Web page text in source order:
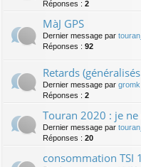
Réponses : 2
MàJ GPS
Dernier message par
Réponses : 92
Retards
Dernier message par gromk
Réponses : 2
Touran 2020 : je
Dernier message par
Réponses : 20
consommation TSI